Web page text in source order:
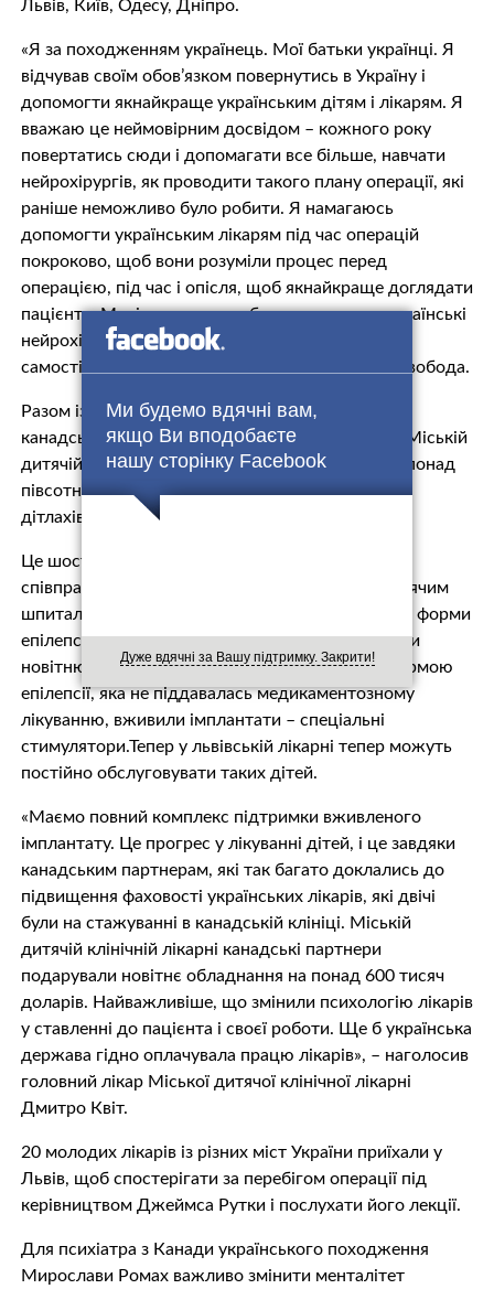
Ми будемо вдячні вам,
якщо Ви вподобаєте
нашу сторінку Facebook
Дуже вдячні за Вашу підтримку. Закрити!
Львів, Київ, Одесу, Дніпро.
«Я за походженням українець. Мої батьки українці. Я
відчував своїм обов’язком повернутись в Україну і
допомогти якнайкраще українським дітям і лікарям. Я
вважаю це неймовірним досвідом – кожного року
повертатись сюди і допомагати все більше, навчати
нейрохірургів, як проводити такого плану операції, які
раніше неможливо було робити. Я намагаюсь
допомогти українським лікарям під час операцій
покроково, щоб вони розуміли процес перед
операцією, під час і опісля, щоб якнайкраще доглядати
пацієнта. Мені важливо, щоб у подальшому українські
нейрохірурги могли проводити такі операції
самостійно», – говорить Джеймс Рутка Радіо Свобода.
Разом із Джеймсом Руткою в Україну приїхали
канадські лікарі-нейрохірурги і неонатологи. У Міській
дитячій клінічній лікарні Львова вони оглянули понад
півсотню хворих дітей і хірурги прооперували 7
дітлахів із дуже важкими діагнозами.
Це шостий візит канадських медиків у рамках
співпраці між SickKids Hospital і львівським дитячим
шпиталем. Торік лікарі почали оперувати і важкі форми
епілепсії у дітей. Цього року вперше застосували
новітню технологію – двом дітям із важкою формою
епілепсії, яка не піддавалась медикаментозному
лікуванню, вживили імплантати – спеціальні
стимулятори.Тепер у львівській лікарні тепер можуть
постійно обслуговувати таких дітей.
«Маємо повний комплекс підтримки вживленого
імплантату. Це прогрес у лікуванні дітей, і це завдяки
канадським партнерам, які так багато доклались до
підвищення фаховості українських лікарів, які двічі
були на стажуванні в канадській клініці. Міській
дитячій клінічній лікарні канадські партнери
подарували новітнє обладнання на понад 600 тисяч
доларів. Найважливіше, що змінили психологію лікарів
у ставленні до пацієнта і своєї роботи. Ще б українська
держава гідно оплачувала працю лікарів», – наголосив
головний лікар Міської дитячої клінічної лікарні
Дмитро Квіт.
20 молодих лікарів із різних міст України приїхали у
Львів, щоб спостерігати за перебігом операції під
керівництвом Джеймса Рутки і послухати його лекції.
Для психіатра з Канади українського походження
Мирослави Ромах важливо змінити менталітет